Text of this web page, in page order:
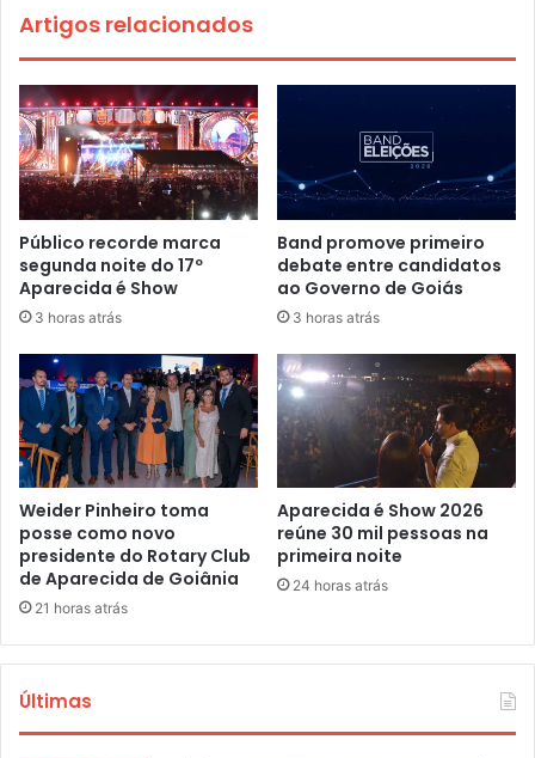
Artigos relacionados
Público recorde marca
segunda noite do 17º
Aparecida é Show
3 horas atrás
Band promove primeiro
debate entre candidatos
ao Governo de Goiás
3 horas atrás
Weider Pinheiro toma
posse como novo
presidente do Rotary Club
de Aparecida de Goiânia
21 horas atrás
Aparecida é Show 2026
reúne 30 mil pessoas na
primeira noite
24 horas atrás
Últimas